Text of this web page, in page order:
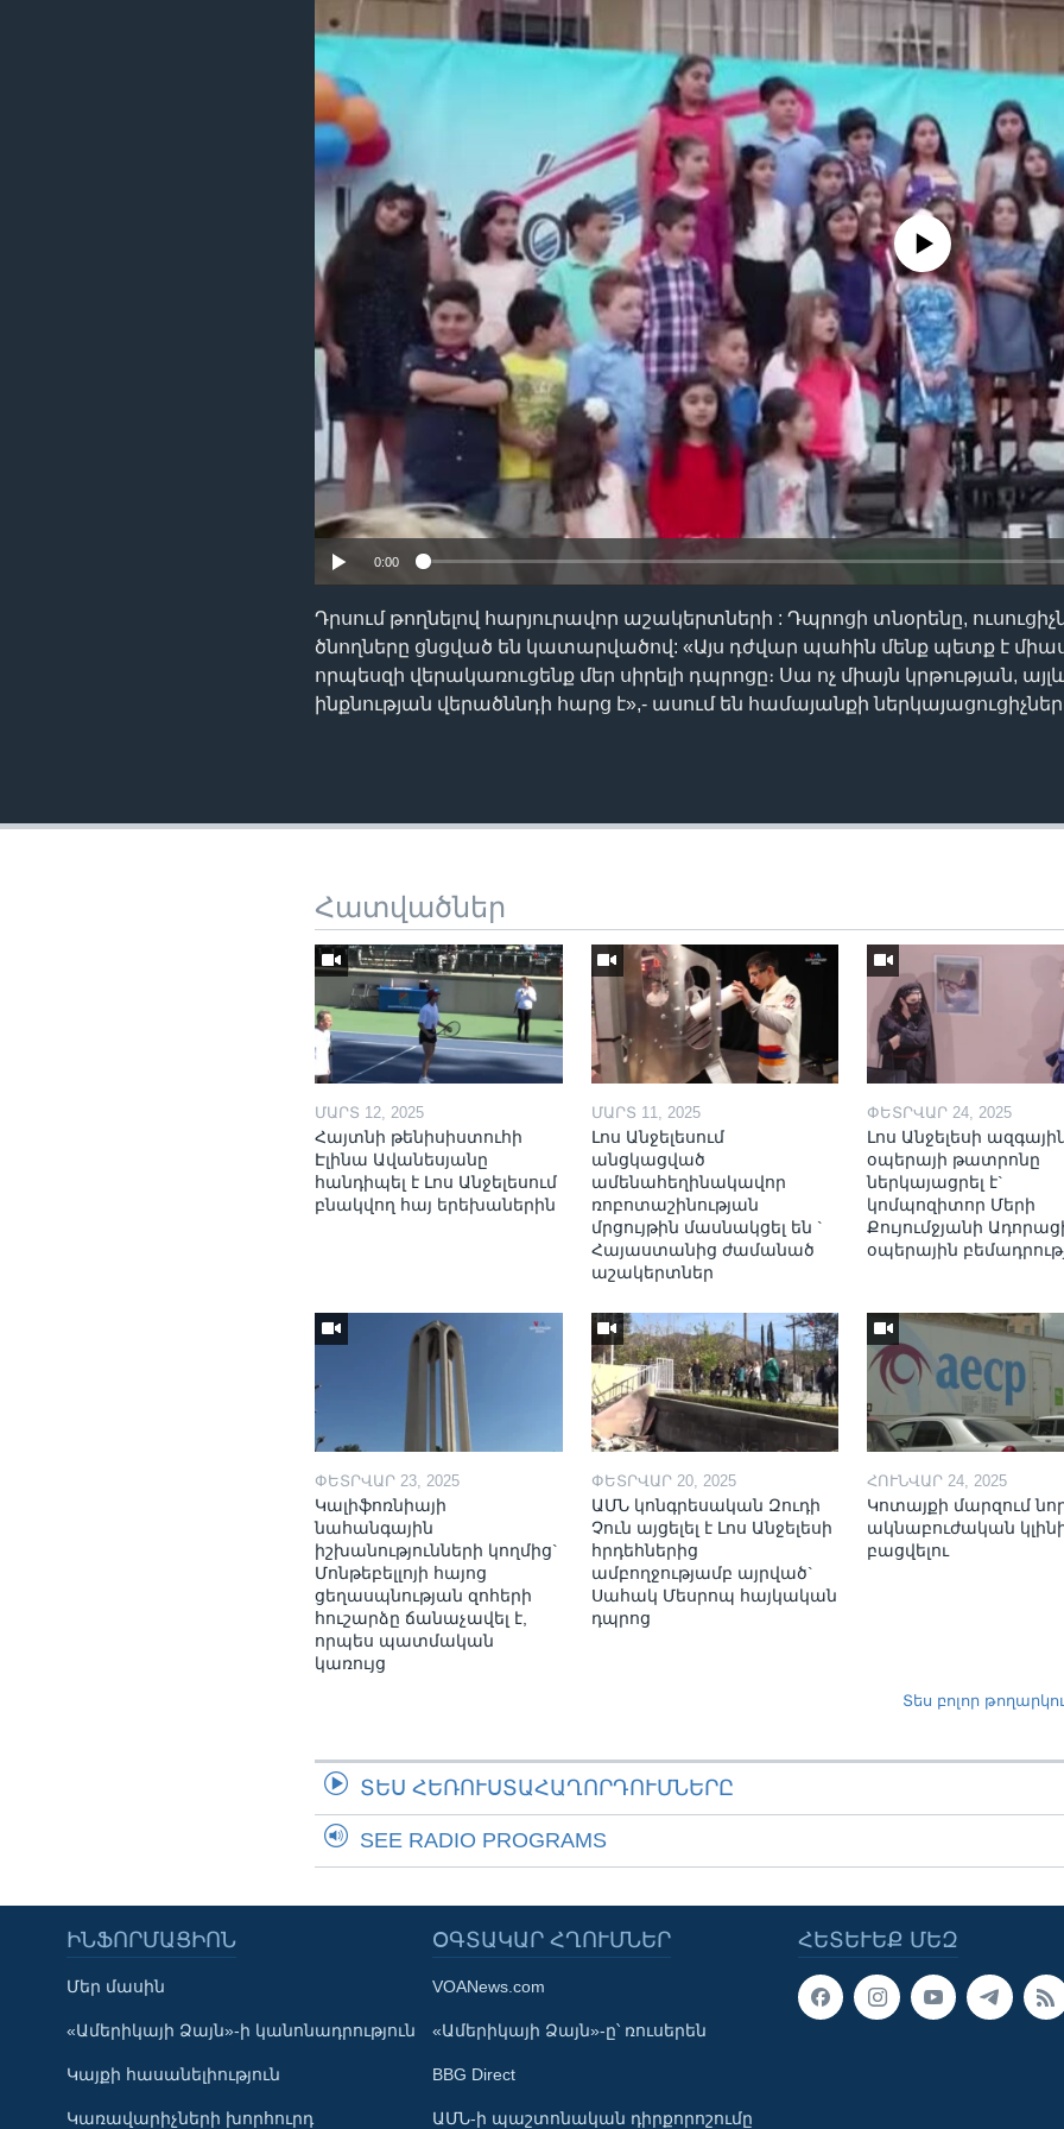
Learning English
ՀԵՏԵՒԵՔ ՄԵԶ
720p
No media source currently
0:00
Դրսում թողնելով հարյուրավոր աշակերտների : Դպրոցի տնօրենը,
ծնողները ցնցված են կատարվածով: «Այս դժվար պահին մենք պետք է
որպեսզի վերակառուցենք մեր սիրելի դպրոցը։ Սա ոչ միայն կրթության,
ինքնության վերածննդի հարց է»,- ասում են համայանքի
Հատվածներ
ՄԱՐՏ 12, 2025
Հայտնի թենիսիստուհի
Էլինա Ավանեսյանը
հանդիպել է Լոս Անջելեսում
բնակվող հայ երեխաներին
ՄԱՐՏ 11, 2025
Լոս Անջելեսում
անցկացված
ամենահեղինակավոր
ռոբոտաշինության
մրցույթին մասնակցել են `
Հայաստանից ժամանած
աշակերտներ
ՓԵՏՐՎԱՐ 24, 2025
Լոս Անջելեսի
օպերայի թատրոնը
ներկայացրել է`
կոմպոզիտոր Մերի
Քույումջյանի
օպերային
ՓԵՏՐՎԱՐ 23, 2025
Կալիֆոռնիայի
նահանգային
իշխանությունների կողմից`
Մոնթեբելլոյի հայոց
ցեղասպնության զոհերի
հուշարձը ճանաչավել է,
որպես պատմական
կառույց
ՓԵՏՐՎԱՐ 20, 2025
ԱՄՆ կոնգրեսական Զուդի
Չուն այցելել է Լոս Անջելեսի
հրդեհներից
ամբողջությամբ այրված`
Սահակ Մեսրոպ հայկական
դպրոց
ՀՈՒՆՎԱՐ 24, 2025
Կոտայքի մարզում
ակնաբուժական
բացվելու
Տես բոլոր
ՏԵՍ ՀԵՌՈՒՍՏԱՀԱՂՈՐԴՈՒՄՆԵՐԸ
SEE RADIO PROGRAMS
ՀԵՏԵՒԵՔ ՄԵԶ
ԻՆՖՈՐՄԱՑԻՈՆ
Մեր մասին
«Ամերիկայի Ձայն»-ի կանոնադրություն
Կայքի հասանելիություն
Կառավարիչների խորհուրդ
ՕԳՏԱԿԱՐ ՀՂՈՒՄՆԵՐ
VOANews.com
«Ամերիկայի Ձայն»-ը՝ ռուսերեն
BBG Direct
ԱՄՆ-ի պաշտոնական դիրքորոշումը